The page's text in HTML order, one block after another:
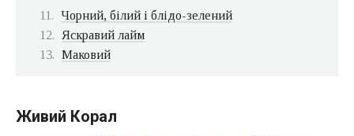
Чорний, білий і блідо-зелений
Яскравий лайм
Маковий
Живий Корал